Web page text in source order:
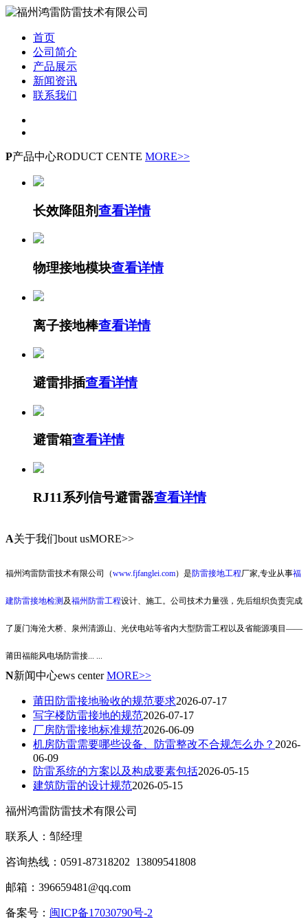
首页
公司简介
产品展示
新闻资讯
联系我们
P产品中心RODUCT CENTE MORE>>
长效降阻剂查看详情
物理接地模块查看详情
离子接地棒查看详情
避雷排插查看详情
避雷箱查看详情
RJ11系列信号避雷器查看详情
A关于我们bout usMORE>>
福州鸿雷防雷技术有限公司（www.fjfanglei.com）是防雷接地工程厂家,专业从事福
建防雷接地检测及福州防雷工程设计、施工。公司技术力量强，先后组织负责完成
了厦门海沧大桥、泉州清源山、光伏电站等省内大型防雷工程以及省能源项目——
莆田福能风电场防雷接
N新闻中心ews center MORE>>
莆田防雷接地验收的规范要求2026-07-17
写字楼防雷接地的规范2026-07-17
厂房防雷接地标准规范2026-06-09
机房防雷需要哪些设备、防雷整改不合规怎么办？ 2026-
06-09
防雷系统的方案以及构成要素包括2026-05-15
建筑防雷的设计规范2026-05-15
福州鸿雷防雷技术有限公司
联系人：邹经理
咨询热线：0591-87318202 13809541808
邮箱：396659481@qq.com
备案号： 闽ICP备17030790号-2